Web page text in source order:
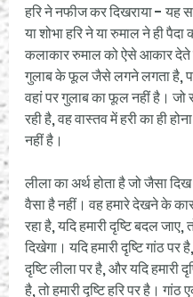
हरि ने नफीज कर दिखराया - यह
या शोभा हरि ने या रुमाल ने ही
कलाकार रुमाल को ऐसे आकार देते
गुलाब के फूल जैसे लगने लगता है,
वहां पर गुलाब का फूल नहीं है। जो
रही है, वह वास्तव में हरी का ही
नहीं है।
लीला का अर्थ होता है जो जैसा
वैसा है नहीं। वह हमारे देखने के
रहा है, यदि हमारी दृष्टि बदल
दिखेगा। यदि हमारी दृष्टि गांठ पर
दृष्टि लीला पर है, और यदि हमारी
है, तो हमारी दृष्टि हरि पर है। गांठ